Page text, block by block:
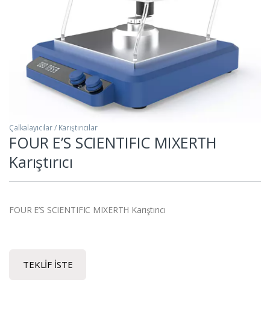
Çalkalayıcılar / Karıştırıcılar
FOUR E’S SCIENTIFIC MIXERTH
Karıştırıcı
FOUR E’S SCIENTIFIC MIXERTH Karıştırıcı
TEKLIF İSTE